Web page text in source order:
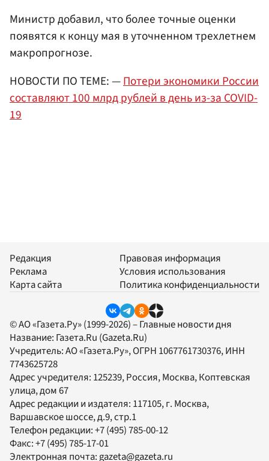
Министр добавил, что более точные оценки
появятся к концу мая в уточненном трехлетнем
макропрогнозе.
НОВОСТИ ПО ТЕМЕ: —Потери экономики России
составляют 100 млрд рублей в день из-за COVID-
19
Редакция
Реклама
Карта сайта
Правовая информация
Условия использования
Политика конфиденциальности
© АО «Газета.Ру» (1999-2026) – Главные новости дня
Название: Газета.Ru (Gazeta.Ru)
Учредитель:АО «Газета.Ру», ОГРН 1067761730376, ИНН
7743625728
Адрес учредителя: 125239, Россия, Москва, Коптевская
улица, дом 67
Адрес редакции и издателя: 117105, г. Москва,
Варшавское шоссе, д.9, стр.1
Телефон редакции:+7 (495) 785-00-12
Факс:+7 (495) 785-17-01
Электронная почта:gazeta@gazeta.ru